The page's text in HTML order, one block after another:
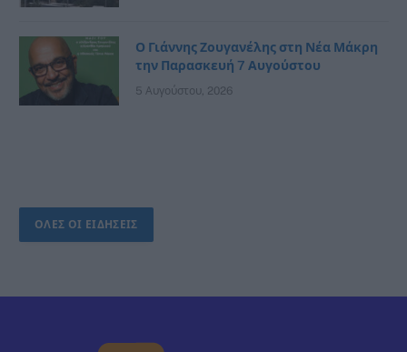
Ο Γιάννης Ζουγανέλης στη Νέα Μάκρη
την Παρασκευή 7 Αυγούστου
5 Αυγούστου, 2026
ΟΛΕΣ ΟΙ ΕΙΔΗΣΕΙΣ